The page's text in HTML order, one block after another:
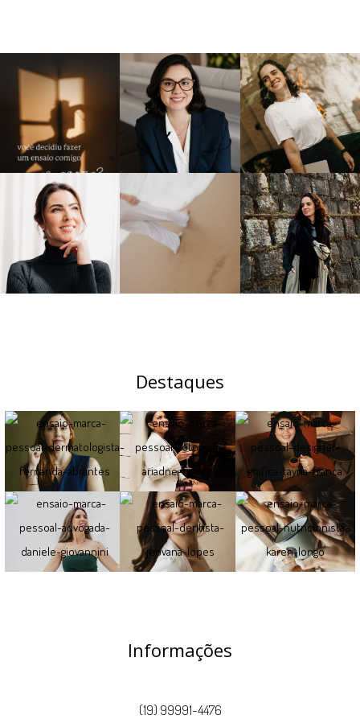
Destaques
Informações
(19) 99991-4476